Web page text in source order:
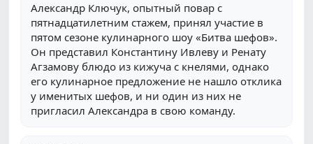
Александр Ключук, опытный повар с
пятнадцатилетним стажем, принял участие в
пятом сезоне кулинарного шоу «Битва шефов».
Он представил Константину Ивлеву и Ренату
Агзамову блюдо из кижуча с кнелями, однако
его кулинарное предложение не нашло отклика
у именитых шефов, и ни один из них не
пригласил Александра в свою команду.